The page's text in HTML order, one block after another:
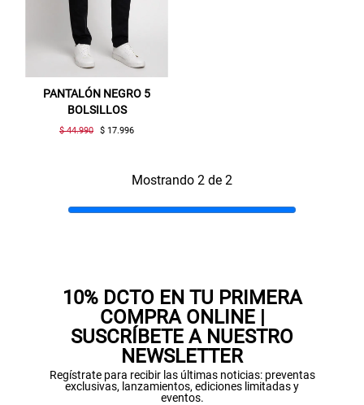
PANTALÓN NEGRO 5
BOLSILLOS
$ 44.990 $ 17.996
Mostrando 2 de 2
10% DCTO EN TU PRIMERA
COMPRA ONLINE |
SUSCRÍBETE A NUESTRO
NEWSLETTER
Regístrate para recibir las últimas noticias: preventas
exclusivas, lanzamientos, ediciones limitadas y
eventos.
Gracias por inscribirte!